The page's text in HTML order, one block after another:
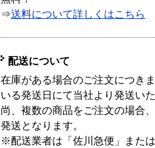
⇒送料について詳しくはこちら
配送について
在庫がある場合のご注文につき
いる発送日にて当社より発送い
尚、複数の商品をご注文の場合
発送となります。
※配送業者は「佐川急便」また